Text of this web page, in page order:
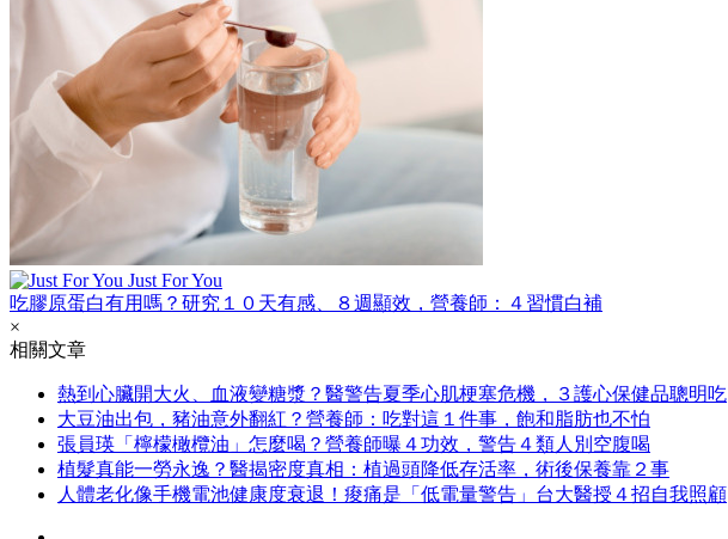
Just For You
吃膠原蛋白有用嗎？研究１０天有感、８週顯效，營養師：４習慣白補
×
相關文章
熱到心臟開大火、血液變糖漿？醫警告夏季心肌梗塞危機，３護心保健品聰明吃
大豆油出包，豬油意外翻紅？營養師：吃對這１件事，飽和脂肪也不怕
張員瑛「檸檬橄欖油」怎麼喝？營養師曝４功效，警告４類人別空腹喝
植髮真能一勞永逸？醫揭密度真相：植過頭降低存活率，術後保養靠２事
人體老化像手機電池健康度衰退！痠痛是「低電量警告」台大醫授４招自我照顧